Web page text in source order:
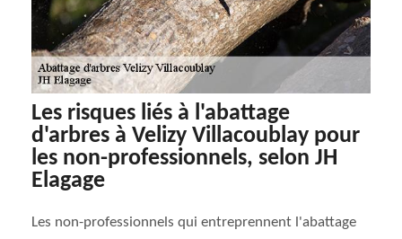
Les risques liés à l'abattage
d'arbres à Velizy Villacoublay pour
les non-professionnels, selon JH
Elagage
Les non-professionnels qui entreprennent l'abattage